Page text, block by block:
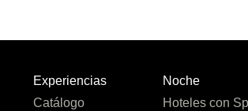
Experiencias
Catálogo
Noche
Hoteles con